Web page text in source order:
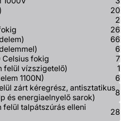
20
2
26
66
6
Celsius fokig
7
felül vízszigetelő)
1
1100N)
6
zárt kéregrész, antisztatikus
és energiaelnyelő sarok)
8
felül talpátszúrás elleni
28